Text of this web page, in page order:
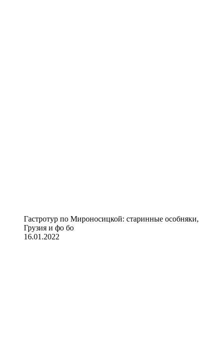
Гастротур по Мироносицкой: старинные особняки,
Грузия и фо бо
16.01.2022